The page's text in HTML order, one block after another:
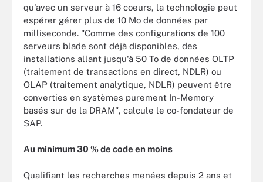
qu'avec un serveur à 16 coeurs, la technologie peut
espérer gérer plus de 10 Mo de données par
milliseconde. "Comme des configurations de 100
serveurs blade sont déjà disponibles, des
installations allant jusqu'à 50 To de données OLTP
(traitement de transactions en direct, NDLR) ou
OLAP (traitement analytique, NDLR) peuvent être
converties en systèmes purement In-Memory
basés sur de la DRAM", calcule le co-fondateur de
SAP.
Au minimum 30 % de code en moins
Qualifiant les recherches menées depuis 2 ans et